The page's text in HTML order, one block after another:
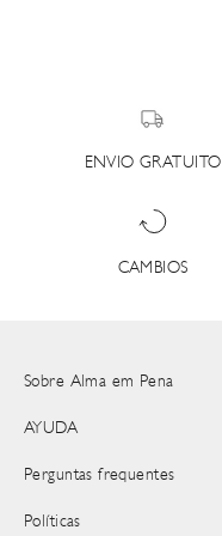
ENVIO GRATUITO
CAMBIOS
Sobre Alma em Pena
AYUDA
Perguntas frequentes
Políticas